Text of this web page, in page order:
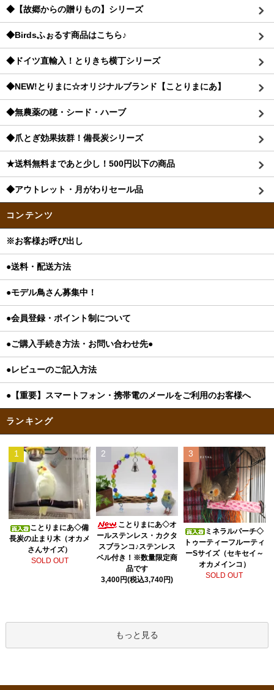
◆【故郷からの贈りもの】シリーズ
◆Birdsふぉるす商品はこちら♪
◆ドイツ直輸入！とりきち横丁シリーズ
◆NEW!とりまに☆オリジナルブランド【ことりまにあ】
◆無農薬の穂・シード・ハーブ
◆爪とぎ効果抜群！備長炭シリーズ
★送料無料まであと少し！500円以下の商品
◆アウトレット・月がわりセール品
コンテンツ
※お客様お呼び出し
●送料・配送方法
●モデル鳥さん募集中！
●会員登録・ポイント制について
●ご購入手続き方法・お問い合わせ先●
●レビューのご記入方法
●【重要】スマートフォン・携帯電のメールをご利用のお客様へ
ランキング
1
ことりまにあ◇備
長炭の止まり木（オカメ
さんサイズ）
SOLD OUT
2
ことりまにあ◇オ
ールステンレス・カクタ
スブランコ♪ステンレス
ベル付き！※数量限定商
品です
3,400円(税込3,740円)
3
ミネラルパーチ◇
トゥーティーフルーティ
ーSサイズ（セキセイ～
オカメインコ）
SOLD OUT
もっと見る